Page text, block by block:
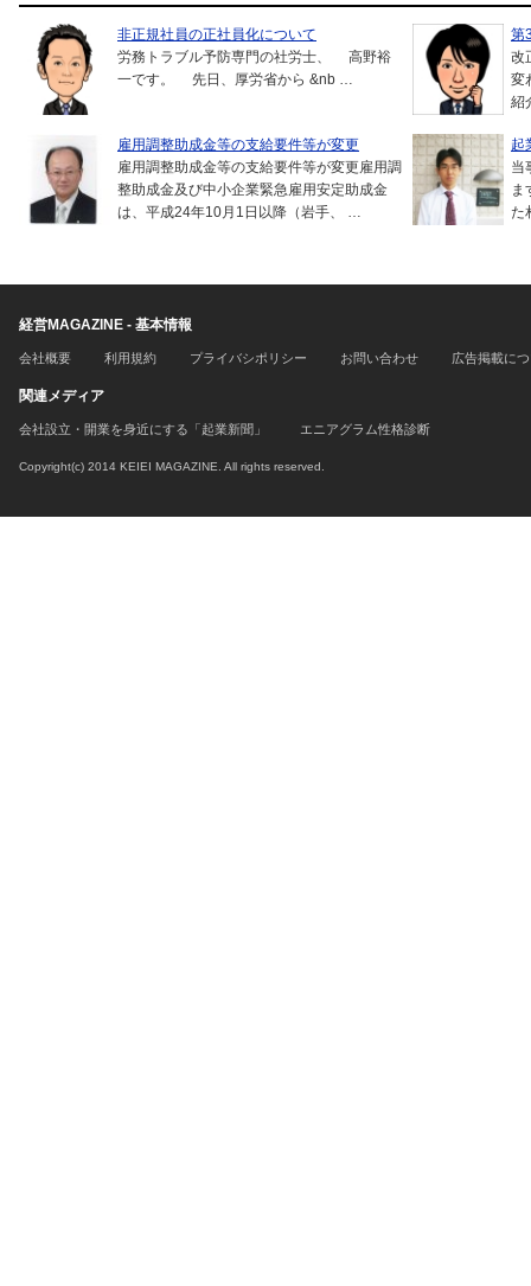
非正規社員の正社員化について
労務トラブル予防専門の社労士、 高野裕
一です。 先日、厚労省から &nb …
第
改
変
紹
雇用調整助成金等の支給要件等が変更
雇用調整助成金等の支給要件等が変更雇用調
整助成金及び中小企業緊急雇用安定助成金
は、平成24年10月1日以降（岩手、 …
起
当
ま
た
経営MAGAZINE - 基本情報
会社概要 利用規約 プライバシポリシー お問い合わせ 広告掲載に
関連メディア
会社設立・開業を身近にする「起業新聞」 エニアグラム性格診断
Copyright(c) 2014 KEIEI MAGAZINE. All rights reserved.